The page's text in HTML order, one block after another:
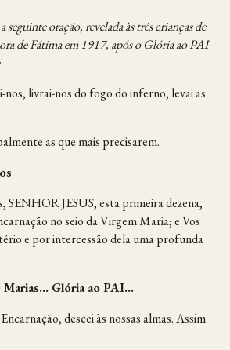
oração, revelada às três crianças de
de Fátima em 1917, após o Glória ao PAI
nos, livrai-nos do fogo do inferno, levai as
as que mais precisarem.
SENHOR JESUS, esta primeira dezena,
no seio da Virgem Maria; e Vos
e por intercessão dela uma profunda
Glória ao PAI…
descei às nossas almas. Assim